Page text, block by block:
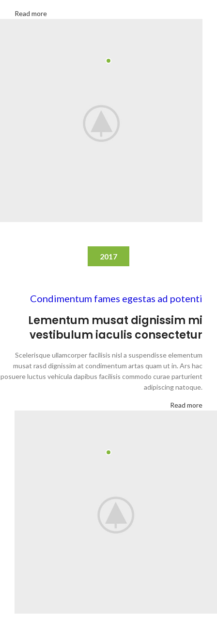
Read more
2017
Condimentum fames egestas ad potenti
Lementum musat dignissim mi
vestibulum iaculis consectetur
Scelerisque ullamcorper facilisis nisl a suspendisse elementum
musat rasd dignissim at condimentum artas quam ut in. Ars hac
posuere luctus vehicula dapibus facilisis commodo curae parturient
adipiscing natoque.
Read more